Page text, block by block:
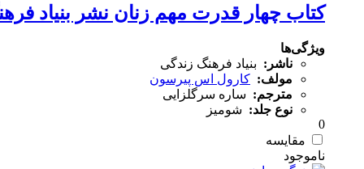
کتاب چهار قدرت مهم زنان نشر بنیاد
ویژگی‌ها
ناشر: بنیاد فرهنگ زندگی
مولف: کارول اس پیرسون
مترجم: ساره سرگلزایی
نوع جلد: شومیز
0
مقایسه